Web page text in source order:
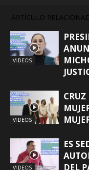
ARTÍCULO
VIDEOS
VIDEOS
CRUZ
VIDEOS
ES
DEL